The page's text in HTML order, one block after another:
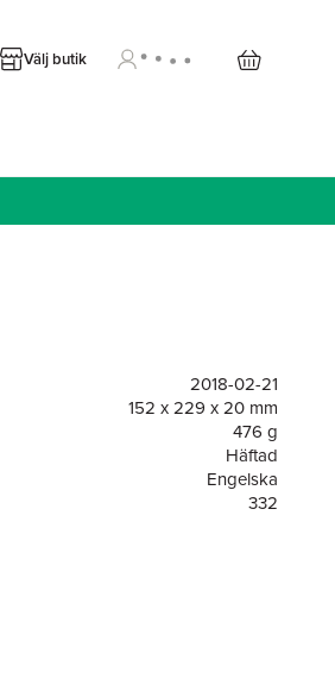
Välj butik
2018-02-21
152 x 229 x 20 mm
476 g
Häftad
Engelska
332